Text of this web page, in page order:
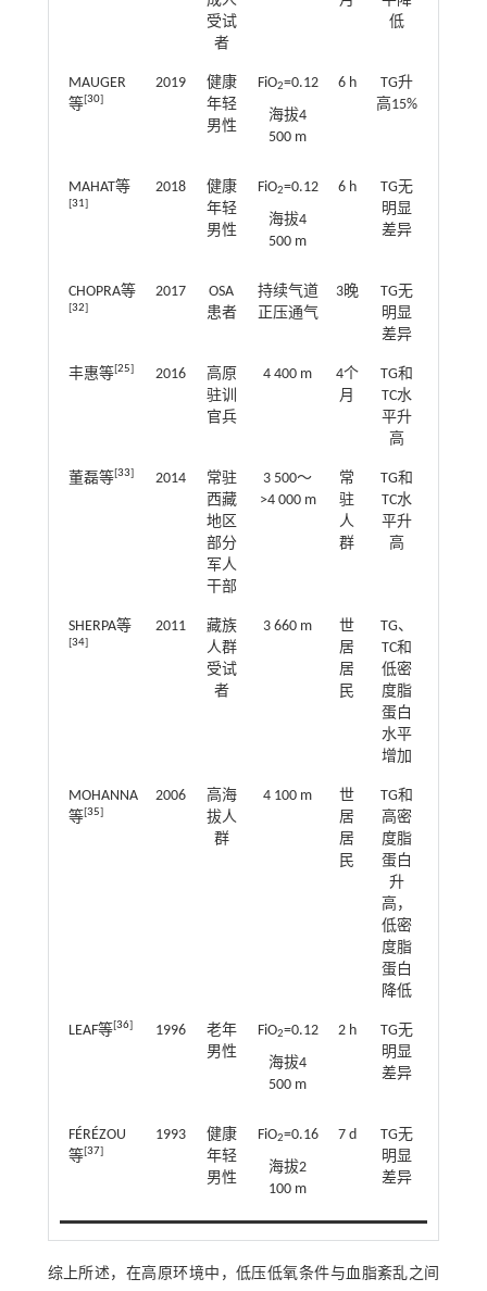
受试
者
低
MAUGER
等[ 30]
2019
健康
年轻
男性
FiO2=0.12
海拔4
500 m
6 h
TG升
高15%
MAHAT等
31
2018
健康
年轻
男性
FiO2=0.12
海拔4
500 m
6 h
TG无
明显
差异
CHOPRA等
32
2017
OSA
患者
持续气道
正压通气
3晚
TG无
明显
差异
丰惠等[ 25 2016
高原
驻训
官兵
4 400 m
4个
月
TG和
TC水
平升
高
董磊等[ 33 2014
常驻
西藏
地区
部分
军人
干部
3 500～
>4 000 m
常
驻
人
群
TG和
TC水
平升
高
SHERPA等
34]
2011
藏族
人群
受试
者
3 660 m
世
居
居
民
TG、
TC和
低密
度脂
蛋白
水平
增加
MOHANNA
等[ 35
2006
高海
拔人
群
4 100 m
世
居
居
民
TG和
高密
度脂
蛋白
升
高，
低密
度脂
蛋白
降低
LEAF等[ 36] 1996
老年
男性
FiO2=0.12
海拔4
500 m
2 h
TG无
明显
差异
FÉRÉZOU
等[ 37
1993
健康
年轻
男性
FiO2=0.16
海拔2
100 m
7 d
TG无
明显
差异
综上所述，在高原环境中，低压低氧条件与血脂紊乱之间